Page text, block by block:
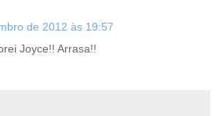
de 2012 às 19:57
Joyce!! Arrasa!!